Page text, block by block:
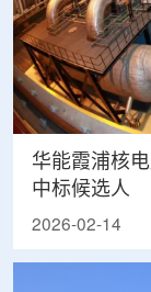
华能霞浦核
中标候选人
2026-02-14